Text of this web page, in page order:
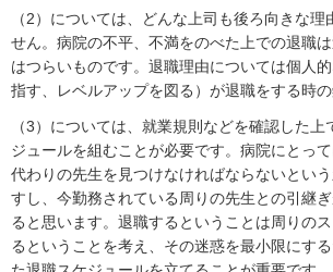
（2）については、どんな上司も後ろ向きな理
せん。病院の不平、不満をのべた上での退職
はつらいものです。退職理由については個人
指す、レベルアップを図る）が退職をする時の
（3）については、就業規則などを確認した
ジュールを組むことが必要です。病院にとっ
代わりの先生を見つけなければならないとい
すし、今勤務されている周りの先生との引継
ると思います。退職するということは周りの
るということを考え、その迷惑を最小限にす